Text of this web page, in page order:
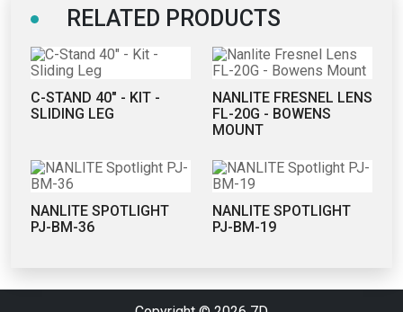
RELATED PRODUCTS
C-STAND 40" - KIT -
SLIDING LEG
NANLITE FRESNEL LENS
FL-20G - BOWENS
MOUNT
NANLITE SPOTLIGHT
PJ-BM-36
NANLITE SPOTLIGHT
PJ-BM-19